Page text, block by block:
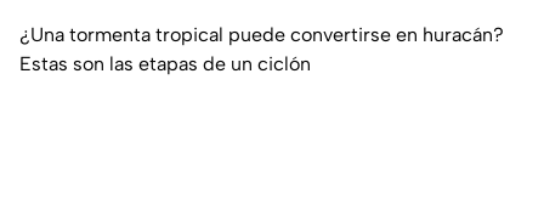
¿Una tormenta tropical puede convertirse en huracán?
Estas son las etapas de un ciclón